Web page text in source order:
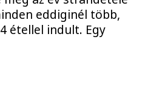
eddiginél több,
étellel indult. Egy